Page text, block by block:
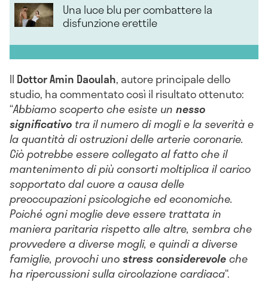
Una luce blu per combattere la
disfunzione erettile
Il Dottor Amin Daoulah, autore principale dello
studio, ha commentato così il risultato ottenuto:
“Abbiamo scoperto che esiste un nesso
significativo tra il numero di mogli e la severità e
la quantità di ostruzioni delle arterie coronarie.
Ciò potrebbe essere collegato al fatto che il
mantenimento di più consorti moltiplica il carico
sopportato dal cuore a causa delle
preoccupazioni psicologiche ed economiche.
Poiché ogni moglie deve essere trattata in
maniera paritaria rispetto alle altre, sembra che
provvedere a diverse mogli, e quindi a diverse
famiglie, provochi unostress considerevoleche
ha ripercussioni sulla circolazione cardiaca“.